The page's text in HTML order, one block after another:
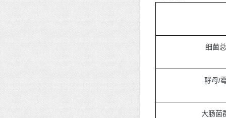
细菌
酵母/
大肠菌